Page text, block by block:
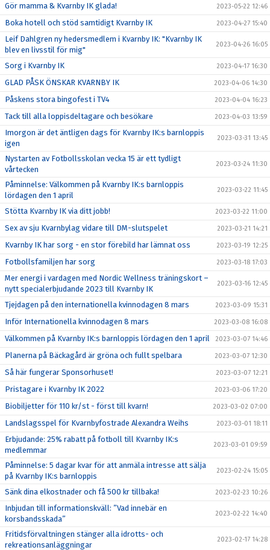
Gör mamma & Kvarnby IK glada! 2023-05-22 12:46
Boka hotell och stöd samtidigt Kvarnby IK 2023-04-27 15:40
Leif Dahlgren ny hedersmedlem i Kvarnby IK: "Kvarnby IK
blev en livsstil för mig"
2023-04-26 16:05
Sorg i Kvarnby IK 2023-04-17 16:30
GLAD PÅSK ÖNSKAR KVARNBY IK 2023-04-06 14:30
Påskens stora bingofest i TV4 2023-04-04 16:23
Tack till alla loppisdeltagare och besökare 2023-04-03 13:59
Imorgon är det äntligen dags för Kvarnby IK:s barnloppis
igen
2023-03-31 13:45
Nystarten av Fotbollsskolan vecka 15 är ett tydligt
vårtecken
2023-03-24 11:30
Påminnelse: Välkommen på Kvarnby IK:s barnloppis
lördagen den 1 april
2023-03-22 11:45
Stötta Kvarnby IK via ditt jobb! 2023-03-22 11:00
Sex av sju Kvarnbylag vidare till DM-slutspelet 2023-03-21 14:21
Kvarnby IK har sorg - en stor förebild har lämnat oss 2023-03-19 12:25
Fotbollsfamiljen har sorg 2023-03-18 17:03
Mer energi i vardagen med Nordic Wellness träningskort –
nytt specialerbjudande 2023 till Kvarnby IK
2023-03-16 12:45
Tjejdagen på den internationella kvinnodagen 8 mars 2023-03-09 15:31
Inför Internationella kvinnodagen 8 mars 2023-03-08 16:08
Välkommen på Kvarnby IK:s barnloppis lördagen den 1 april 2023-03-07 14:46
Planerna på Bäckagård är gröna och fullt spelbara 2023-03-07 12:30
Så här fungerar Sponsorhuset! 2023-03-07 12:21
Pristagare i Kvarnby IK 2022 2023-03-06 17:20
Biobiljetter för 110 kr/st - först till kvarn! 2023-03-02 07:00
Landslagsspel för Kvarnbyfostrade Alexandra Weihs 2023-03-01 18:11
Erbjudande: 25% rabatt på fotboll till Kvarnby IK:s
medlemmar
2023-03-01 09:59
Påminnelse: 5 dagar kvar för att anmäla intresse att sälja
på Kvarnby IK:s barnloppis
2023-02-24 15:05
Sänk dina elkostnader och få 500 kr tillbaka! 2023-02-23 10:26
Inbjudan till informationskväll: ”Vad innebär en
korsbandsskada”
2023-02-22 14:40
Fritidsförvaltningen stänger alla idrotts- och
rekreationsanläggningar
2023-02-17 14:28